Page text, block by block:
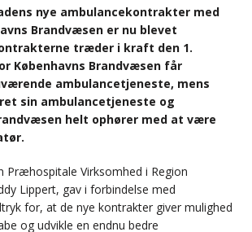
nye ambulancekontrakter med
Brandvæsen er nu blevet
træder i kraft den 1.
Københavns Brandvæsen får
ambulancetjeneste, mens
sin ambulancetjeneste og
helt ophører med at være
Præhospitale Virksomhed i Region
Lippert, gav i forbindelse med
for, at de nye kontrakter giver mulighed
og udvikle en endnu bedre